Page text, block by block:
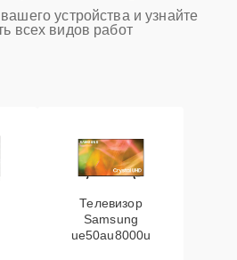
устройства и узнайте
всех видов работ
Телевизор
Samsung
ue50au8000u